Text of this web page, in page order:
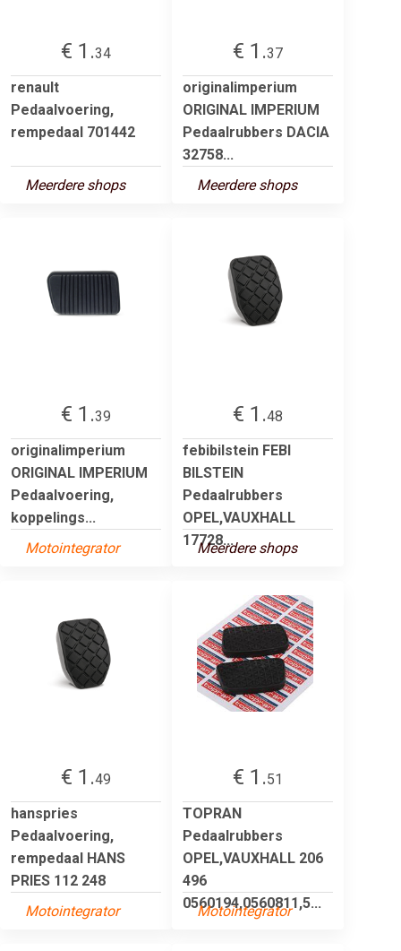
€ 1.34
renault
Pedaalvoering,
rempedaal 701442
Meerdere shops
€ 1.37
originalimperium
ORIGINAL IMPERIUM
Pedaalrubbers DACIA
32758...
Meerdere shops
€ 1.39
originalimperium
ORIGINAL IMPERIUM
Pedaalvoering,
koppelings...
Motointegrator
€ 1.48
febibilstein FEBI
BILSTEIN
Pedaalrubbers
OPEL,VAUXHALL
17728...
Meerdere shops
€ 1.49
hanspries
Pedaalvoering,
rempedaal HANS
PRIES 112 248
Motointegrator
€ 1.51
TOPRAN
Pedaalrubbers
OPEL,VAUXHALL 206
496
0560194,0560811,5...
Motointegrator